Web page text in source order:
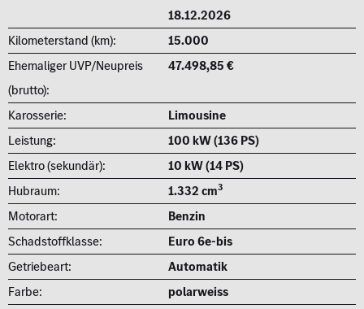
18.12.2026
Kilometerstand (km):
15.000
Ehemaliger UVP/Neupreis
(brutto):
47.498,85 €
Karosserie:
Limousine
Leistung:
100 kW (136 PS)
Elektro (sekundär):
10 kW (14 PS)
Hubraum:
1.332 cm3
Motorart:
Benzin
Schadstoffklasse:
Euro 6e-bis
Getriebeart:
Automatik
Farbe:
polarweiss